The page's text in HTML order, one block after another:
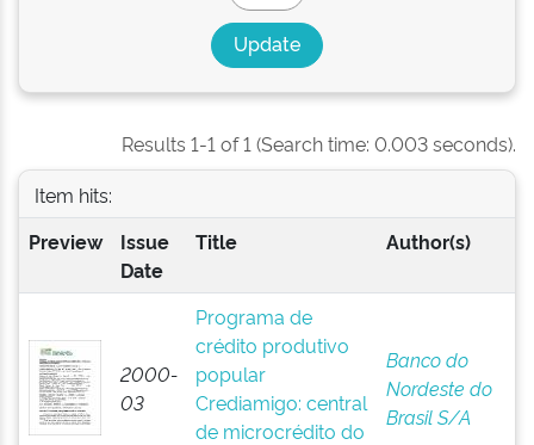
Results 1-1 of 1 (Search time: 0.003 seconds).
Item hits:
Preview
Issue
Date
Title Author(s)
2000-
03
Programa de
crédito produtivo
popular
Crediamigo: central
de microcrédito do
Banco do
Nordeste do
Brasil S/A